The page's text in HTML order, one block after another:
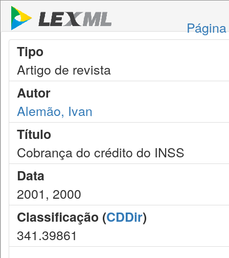
Tipo
Artigo de revista
Autor
Alemão, Ivan
Título
Cobrança do crédito do INSS
Data
2001, 2000
Classificação (CDDir)
341.39861